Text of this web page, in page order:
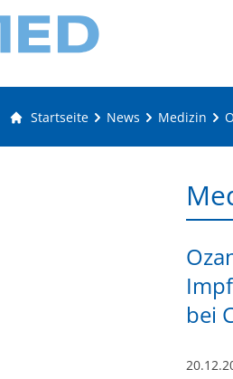
Startseite News Medizin
bei